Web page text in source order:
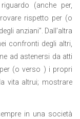
(anche per,
rispetto per (o
anziani”. Dall’altra
confronti degli altri,
ad astenersi da atti
(o verso ) i propri
vita altrui; mostrare
in una società